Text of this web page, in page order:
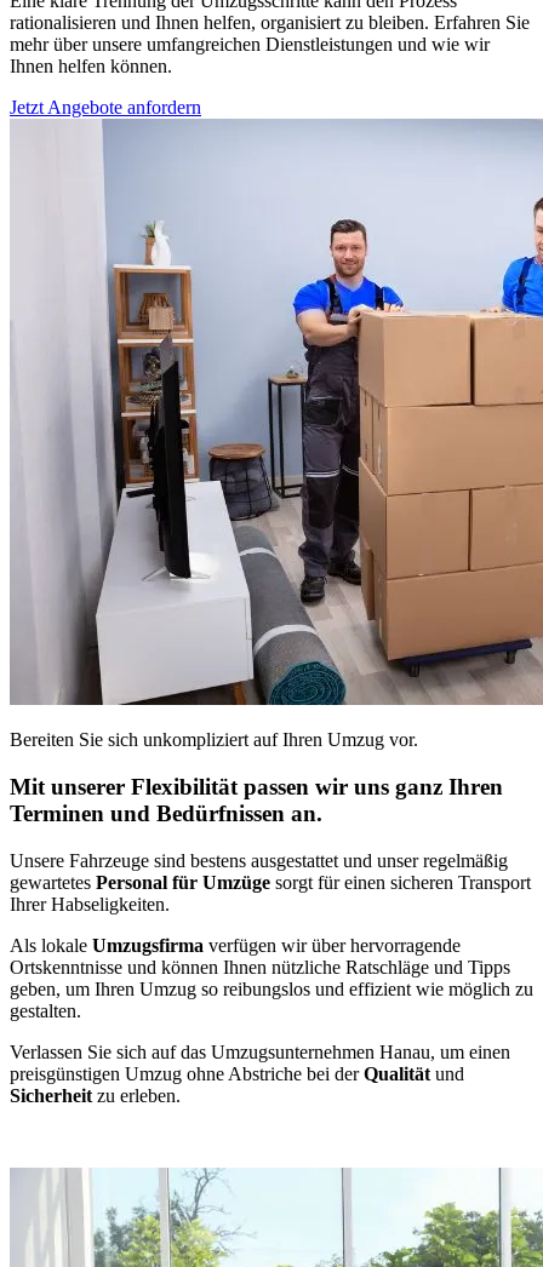
rationalisieren und Ihnen helfen, organisiert zu bleiben. Erfahren Sie
mehr über unsere umfangreichen Dienstleistungen und wie wir
Ihnen helfen können.
Jetzt Angebote anfordern
Bereiten Sie sich unkompliziert auf Ihren Umzug vor.
Mit unserer Flexibilität passen wir uns ganz Ihren
Terminen und Bedürfnissen an.
Unsere Fahrzeuge sind bestens ausgestattet und unser regelmäßig
gewartetes Personal für Umzüge sorgt für einen sicheren Transport
Ihrer Habseligkeiten.
Als lokale Umzugsfirma verfügen wir über hervorragende
Ortskenntnisse und können Ihnen nützliche Ratschläge und Tipps
geben, um Ihren Umzug so reibungslos und effizient wie möglich zu
gestalten.
Verlassen Sie sich auf das Umzugsunternehmen Hanau, um einen
preisgünstigen Umzug ohne Abstriche bei derQualität und
Sicherheit zu erleben.